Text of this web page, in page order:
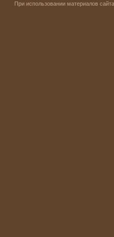
При использовании материалов